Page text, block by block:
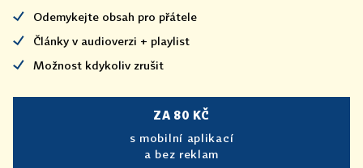
Odemykejte obsah pro přátele
Články v audioverzi + playlist
Možnost kdykoliv zrušit
ZA 80 KČ
s mobilní aplikací
a bez reklam